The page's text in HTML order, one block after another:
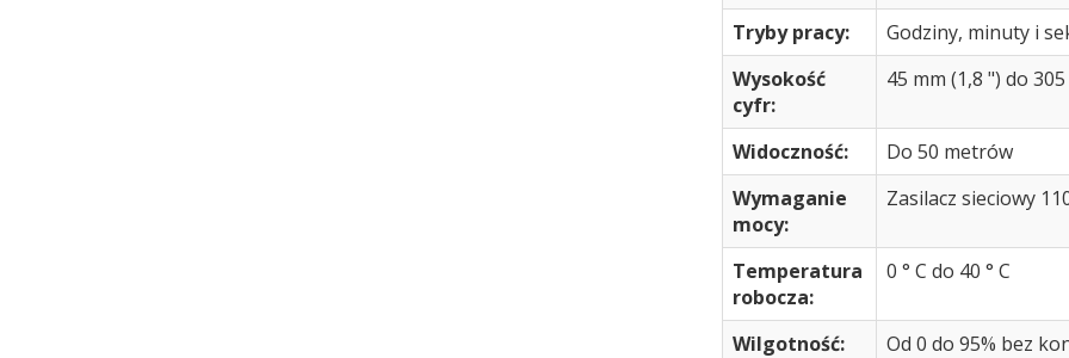
Tryby pracy:
Godziny, minuty i
Wysokość
cyfr:
45 mm (1,8 ") do
Widoczność:
Do 50 metrów
Wymaganie
mocy:
Zasilacz sieciowy
Temperatura
robocza:
0 ° C do 40 ° C
Wilgotność:
Od 0 do 95% bez